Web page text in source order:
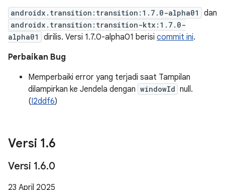
androidx.transition:transition:1.7.0-alpha01 dan
androidx.transition:transition-ktx:1.7.0-
alpha01
dirilis. Versi 1.7.0-alpha01 berisi commit ini.
Perbaikan Bug
Memperbaiki error yang terjadi saat Tampilan
dilampirkan ke Jendela dengan windowId null.
(I2ddf6)
Versi 1.6
Versi 1.6.0
23 April 2025